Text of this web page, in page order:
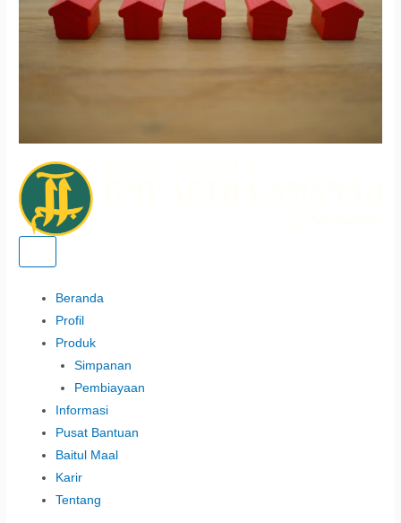
Beranda
Profil
Produk
Simpanan
Pembiayaan
Informasi
Pusat Bantuan
Baitul Maal
Karir
Tentang